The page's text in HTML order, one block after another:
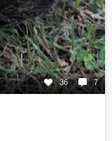
36 7